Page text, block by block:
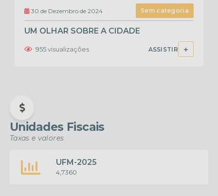
Sem categoria
30 de Dezembro de 2024
UM OLHAR SOBRE A CIDADE
955 visualizações ASSISTIR
Unidades Fiscais
Taxas e valores
UFM-2025
4,7360